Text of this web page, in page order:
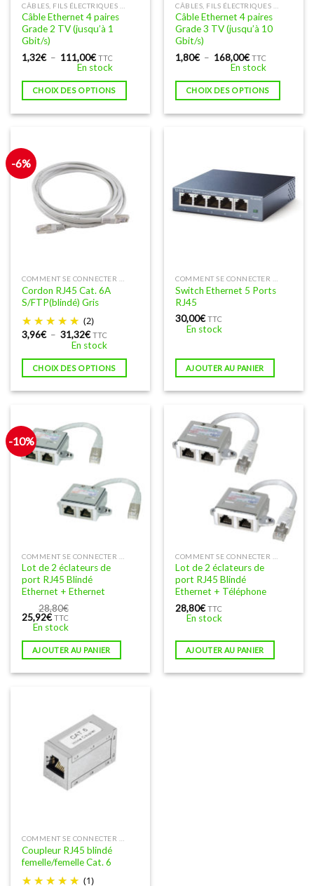
Câble Ethernet 4 paires
Grade 2 TV (jusqu’à 1
Gbit/s)
1,32€ – 111,00€Plage
de
1,32€
à
111,00€
TTC
En stock
CHOIX DES OPTIONS
Ce
produit
a
plusieurs
variations.
Les
options
sur
la
page
produit
Câble Ethernet 4 paires
Grade 3 TV (jusqu’à 10
Gbit/s)
1,80€ – 168,00€Plage
de
1,80€
à
168,00€
TTC
En stock
CHOIX DES OPTIONS
Ce
produit
a
plusieurs
variations.
Les
options
page
du
produit
-6%
Cordon RJ45 Cat. 6A
S/FTP(blindé) Gris
(2)
3,96€ – 31,32€Plage
de
prix :
3,96€
à
31,32€
TTC
En stock
CHOIX DES OPTIONS
Ce
produit
a
plusieurs
variations.
options
sur
la
page
Switch Ethernet 5 Ports
RJ45
30,00€ TTC
En stock
AJOUTER AU PANIER
-10%
Lot de 2 éclateurs de
port RJ45 Blindé
Ethernet + Ethernet
28,80€
Le
prix
était :
28,80€.
25,92€Le
prix
est :
25,92€.
TTC
En stock
AJOUTER AU PANIER
Lot de 2 éclateurs de
port RJ45 Blindé
Ethernet + Téléphone
28,80€ TTC
En stock
AJOUTER AU PANIER
Coupleur RJ45 blindé
femelle/femelle Cat. 6
(1)